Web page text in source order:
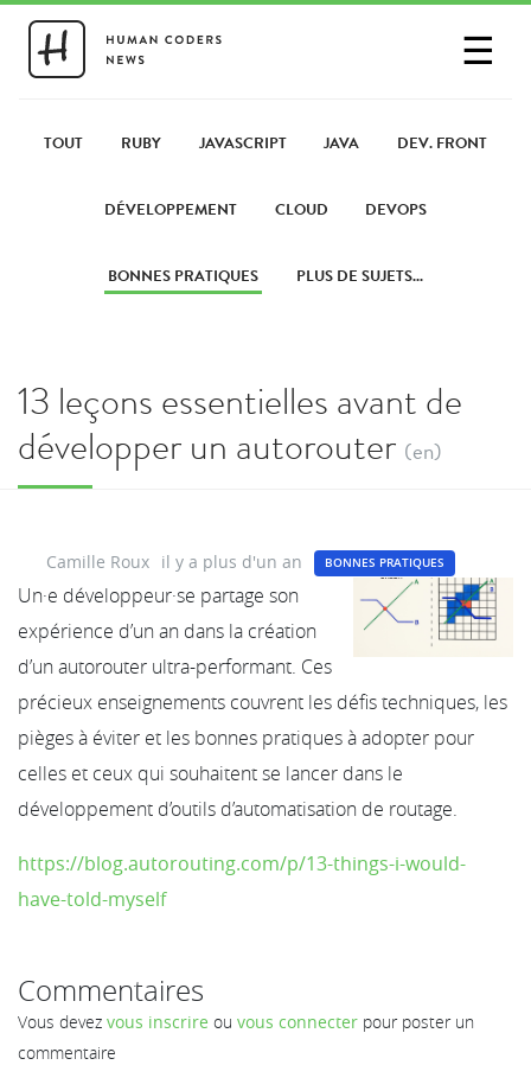
☰
PARTAGER UN LIEN
TOUT RUBY JAVASCRIPT JAVA DEV. FRONT
DÉVELOPPEMENT CLOUD DEVOPS
BONNES PRATIQUES PLUS DE SUJETS...
13 leçons essentielles avant de
développer un autorouter (en)
Camille Roux il y a plus d'un an BONNES PRATIQUES
Un·e développeur·se partage son
expérience d’un an dans la création
d’un autorouter ultra-performant. Ces
précieux enseignements couvrent les défis techniques, les
pièges à éviter et les bonnes pratiques à adopter pour
celles et ceux qui souhaitent se lancer dans le
développement d’outils d’automatisation de routage.
https://blog.autorouting.com/p/13-things-i-would-
have-told-myself
Commentaires
Vous devez vous inscrire ou vous connecter pour poster un
commentaire